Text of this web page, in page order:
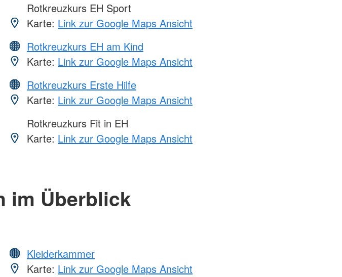
Rotkreuzkurs EH Sport
Karte: Link zur Google Maps Ansicht
Rotkreuzkurs EH am Kind
Karte: Link zur Google Maps Ansicht
Rotkreuzkurs Erste Hilfe
Karte: Link zur Google Maps Ansicht
Rotkreuzkurs Fit in EH
Karte: Link zur Google Maps Ansicht
im Überblick
Kleiderkammer
Karte: Link zur Google Maps Ansicht